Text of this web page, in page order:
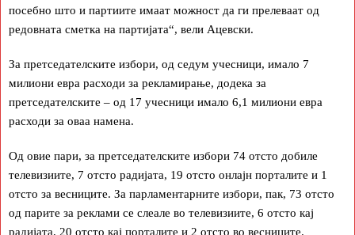
посебно што и партиите имаат можност да ги прелеваат од
редовната сметка на партијата“, вели Ацевски.
За претседателските избори, од седум учесници, имало 7
милиони евра расходи за рекламирање, додека за
претседателските – од 17 учесници имало 6,1 милиони евра
расходи за оваа намена.
Од овие пари, за претседателските избори 74 отсто добиле
телевизиите, 7 отсто радијата, 19 отсто онлајн порталите и 1
отсто за весниците. За парламентарните избори, пак, 73 отсто
од парите за реклами се слеале во телевизиите, 6 отсто кај
радијата, 20 отсто кај порталите и 2 отсто во весниците.